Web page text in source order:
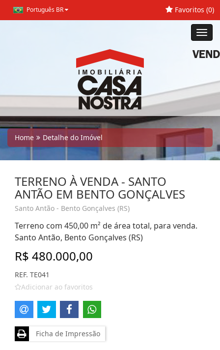
Português BR Favoritos (0)
Home Detalhe do Imóvel
TERRENO À VENDA - SANTO
ANTÃO EM BENTO GONÇALVES
Santo Antão - Bento Gonçalves (RS)
Terreno com 450,00 m² de área total, para venda.
Santo Antão, Bento Gonçalves (RS)
R$ 480.000,00
REF. TE041
Adicionar ao favoritos
Ficha de Impressão